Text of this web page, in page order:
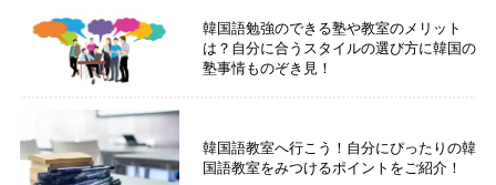
韓国語勉強のできる塾や教室のメリット
は？自分に合うスタイルの選び方に韓国の
塾事情ものぞき見！
韓国語教室へ行こう！自分にぴったりの韓
国語教室をみつけるポイントをご紹介！